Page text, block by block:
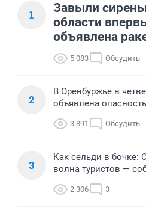
1
Завыли
области
объявлена
5 083 Обсудить
2
В Оренбуржье в
объявлена
3 891 Обсудить
3
Как сельди в бочке:
волна туристов —
2 306 3